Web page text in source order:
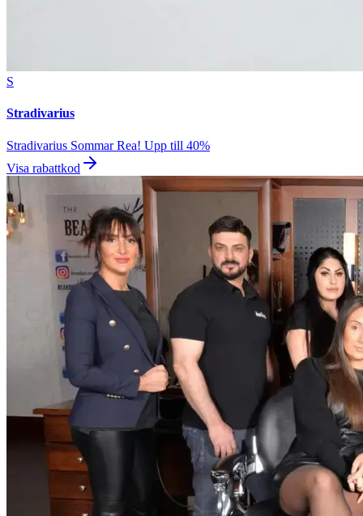
S
Stradivarius
Stradivarius Sommar Rea! Upp till 40%
Visa rabattkod